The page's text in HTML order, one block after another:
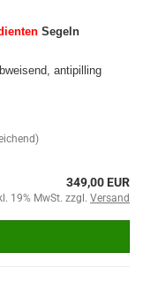
Segeln
antipilling
349,00 EUR
19% MwSt. zzgl. Versand